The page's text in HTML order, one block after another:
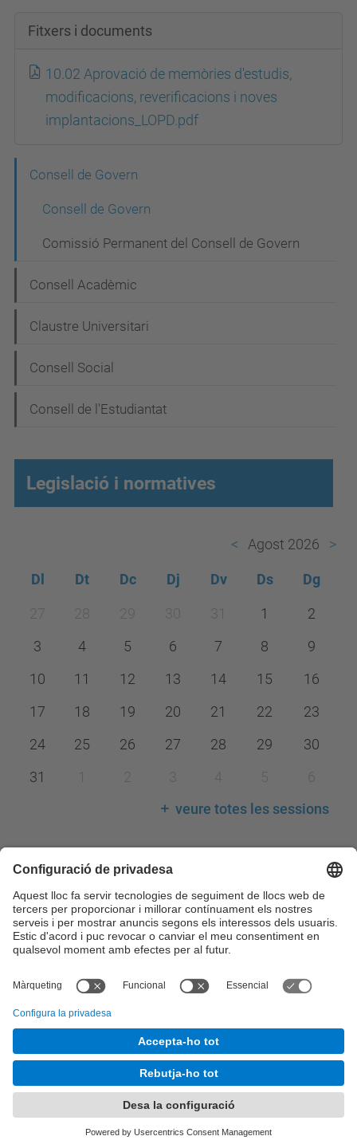
Fitxers i documents
10.02 Aprovació de memòries d'estudis,
modificacions, reverificacions i noves
implantacions_LOPD.pdf
e
a
c
ó
Consell de Govern
Consell de Govern
Comissió Permanent del Consell de Govern
Consell Acadèmic
Claustre Universitari
Consell Social
Consell de l'Estudiantat
Legislació i normatives
Agost 2026
Dl Dt Dc Dj Dv Ds Dg
27 28 29 30 31 1
2
3
4 5 6 7 8
9
10
11 12 13 14 15
16
17
18 19 20 21 22
23
24
25 26 27 28 29
30
31
1 2 3 4 5
6
veure totes les sessions
Llegenda calendari
Consell de Govern
Comissions del Consell de Govern
Consell Acadèmic
Claustre Universitari
Comissions del Consell Social
Desenvolupat amb